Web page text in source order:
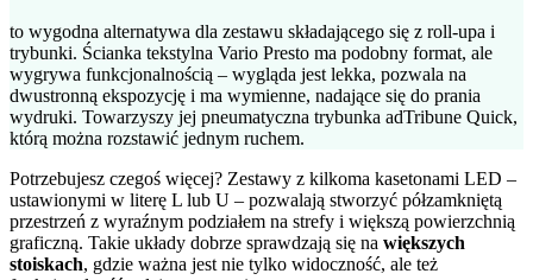
to wygodna alternatywa dla zestawu składającego się z roll-upa i
trybunki. Ścianka tekstylna Vario Presto ma podobny format, ale
wygrywa funkcjonalnością – wygląda jest lekka, pozwala na
dwustronną ekspozycję i ma wymienne, nadające się do prania
wydruki. Towarzyszy jej pneumatyczna trybunka adTribune Quick,
którą można rozstawić jednym ruchem.
Potrzebujesz czegoś więcej? Zestawy z kilkoma kasetonami LED –
ustawionymi w literę L lub U – pozwalają stworzyć półzamkniętą
przestrzeń z wyraźnym podziałem na strefy i większą powierzchnią
graficzną. Takie układy dobrze sprawdzają się na większych
stoiskach, gdzie ważna jest nie tylko widoczność, ale też